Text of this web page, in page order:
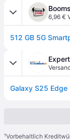
6,96 €
¹Vorbehaltlich